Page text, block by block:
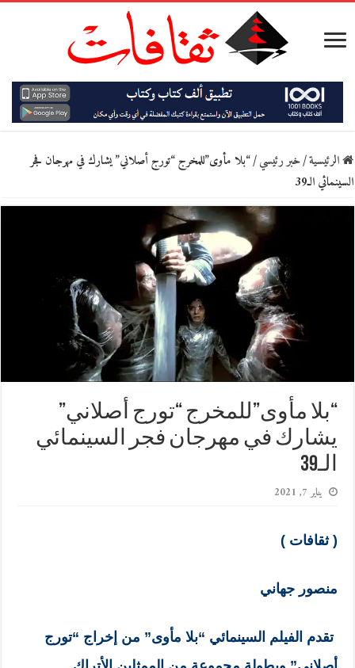
الرئيسية/خبر رئيسي/“بلا مأوى”للمخرج “تورج أصلاني” يشارك في مهرجان فجر
السينمائي الـ39
“بلا مأوى”للمخرج “تورج أصلاني”
يشارك في مهرجان فجر السينمائي
الـ39
يناير 7, 2021
( ثقافات )
منصور جهاني
تقدم الفيلم السينمائي “بلا مأوى” من إخراج “تورج